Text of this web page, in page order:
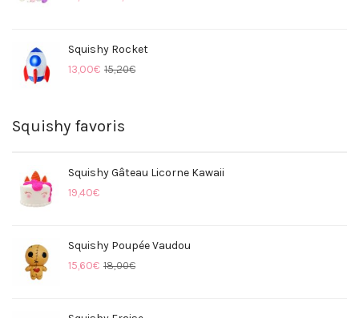
Squishy Rocket
15,20€
13,00€
Squishy favoris
Squishy Gâteau Licorne Kawaii
19,40€
Squishy Poupée Vaudou
18,00€
15,60€